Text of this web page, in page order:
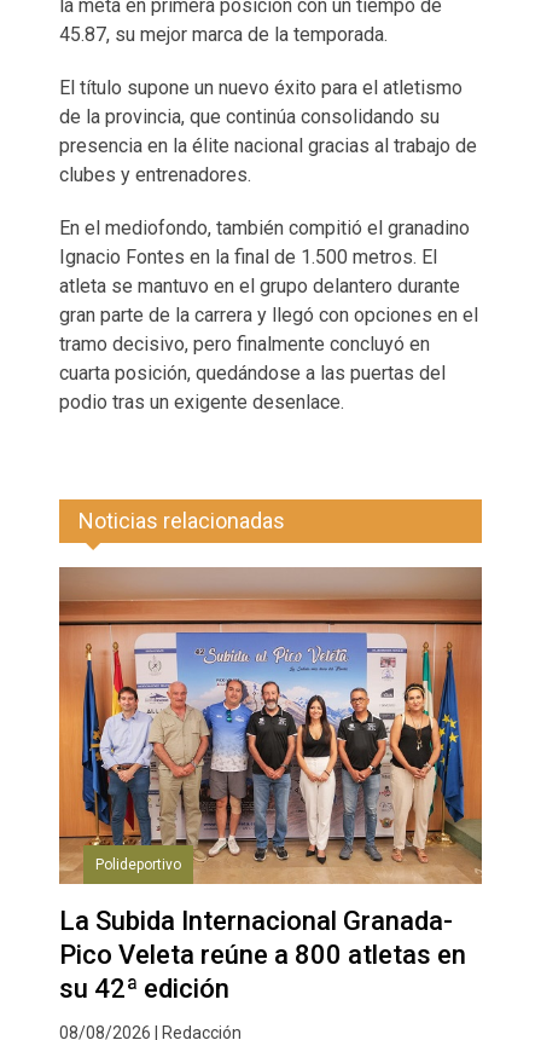
la meta en primera posición con un tiempo de
45.87, su mejor marca de la temporada.
El título supone un nuevo éxito para el atletismo
de la provincia, que continúa consolidando su
presencia en la élite nacional gracias al trabajo de
clubes y entrenadores.
En el mediofondo, también compitió el granadino
Ignacio Fontes en la final de 1.500 metros. El
atleta se mantuvo en el grupo delantero durante
gran parte de la carrera y llegó con opciones en el
tramo decisivo, pero finalmente concluyó en
cuarta posición, quedándose a las puertas del
podio tras un exigente desenlace.
Noticias relacionadas
Polideportivo
La Subida Internacional Granada-
Pico Veleta reúne a 800 atletas en
su 42ª edición
08/08/2026 | Redacción